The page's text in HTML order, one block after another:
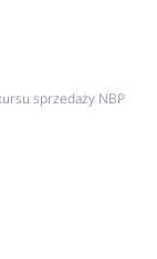
sprzedaży NBP